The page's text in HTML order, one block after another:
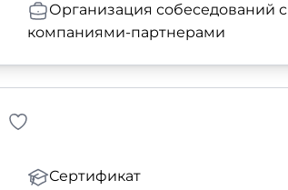
Организация собеседований с
компаниями-партнерами
Сертификат